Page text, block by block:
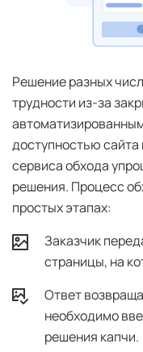
Решение разных
трудности из-за
доступностью
сервиса обхода
решения. Процесс
простых этапах:
Заказчик
страницы, на
Ответ
необходимо
решения капчи.